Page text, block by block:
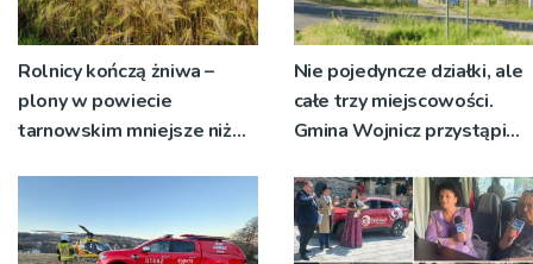
Rolnicy kończą żniwa –
plony w powiecie
tarnowskim mniejsze niż
Nie pojedyncze działki, ale
całe trzy miejscowości.
Gmina Wojnicz przystąpi
planistycznych